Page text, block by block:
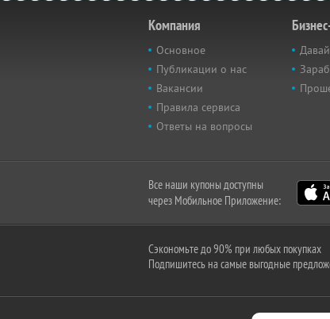
Компания
Основное
Публикации о нас
Вакансии
Правила сервиса
Ответы на вопросы
Все наши купоны доступны
через Мобильное Приложение:
Сэкономьте до 90% при любых покупках
Подпишитесь на самые выгодные